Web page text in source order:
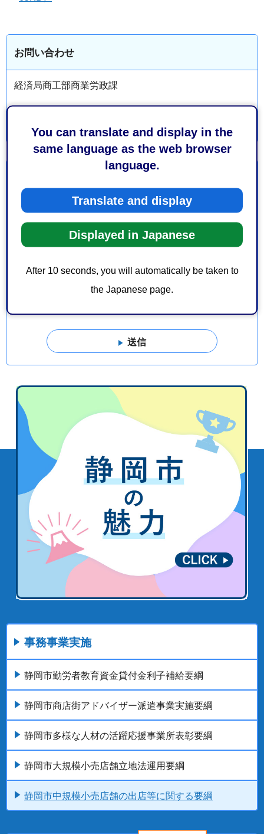
You can translate and display in the
same language as the web browser
language.
Translate and display
Displayed in Japanese
After 10 seconds, you will automatically be taken to
the Japanese page.
お問い合わせ
経済局商工部商業労政課
より良いウェブサイトにするためにみなさまのご意
見をお聞かせください
このページの情報は役に立ちましたか？
1：役に立った
2：ふつう
このページの情報は見つけやすかったですか？
1：見つけやすかった
2：ふつう
事務事業実施
静岡市勤労者教育資金貸付金利子補給要綱
静岡市商店街アドバイザー派遣事業実施要綱
静岡市多様な人材の活躍応援事業所表彰要綱
静岡市大規模小売店舗立地法運用要綱
静岡市中規模小売店舗の出店等に関する要綱